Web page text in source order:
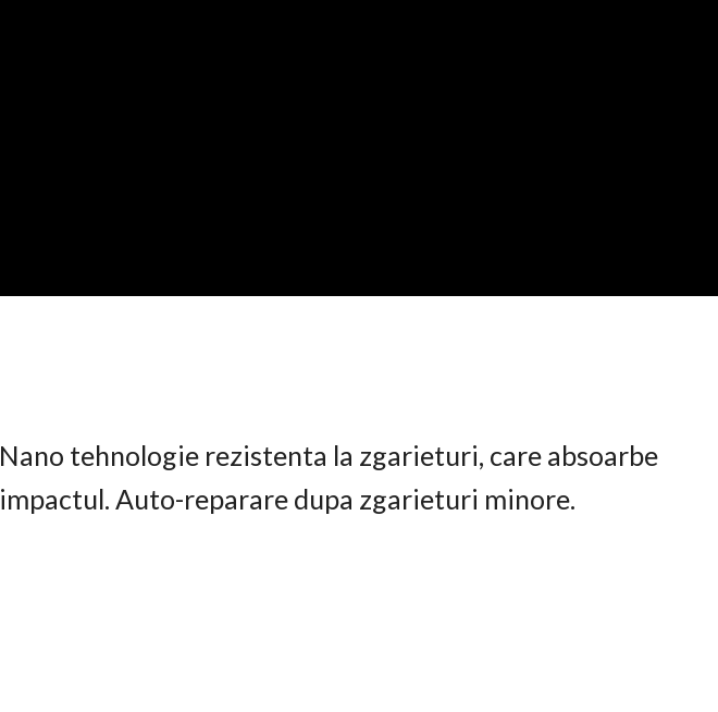
Nano tehnologie rezistenta la zgarieturi, care absoarbe
impactul. Auto-reparare dupa zgarieturi minore.